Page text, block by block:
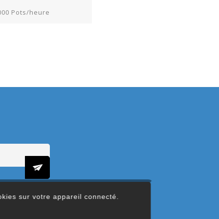
sur votre appareil connecté.
Pots/heure